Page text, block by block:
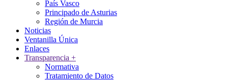
País Vasco
Principado de Asturias
Región de Murcia
Noticias
Ventanilla Única
Enlaces
Transparencia +
Normativa
Tratamiento de Datos